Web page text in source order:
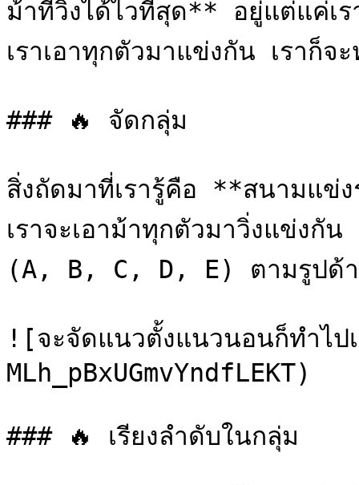
ม้าที่วิ่งได้ไวที่สุด** อยู่แต่แค่เ
เราเอาทุกตัวมาแข่งกัน เราก็จ
### 🔥 จัดกลุ่ม
สิ่งถัดมาที่เรารู้คือ **สนามแข่
เราจะเอาม้าทุกตัวมาวิ่งแข่งกั
(A, B, C, D, E) ตามรูปด้า
![จะจัดแนวตั้งแนวนอนก็ทำ
MLh_pBxUGmvYndfLEKT)
### 🔥 เรียงลำดับในกลุ่ม